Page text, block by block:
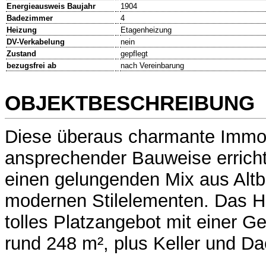
Energieausweis Baujahr
1904
Badezimmer
4
Heizung
Etagenheizung
DV-Verkabelung
nein
Zustand
gepflegt
bezugsfrei ab
nach Vereinbarung
OBJEKTBESCHREIBUNG
Diese überaus charmante
ansprechender Bauweise
einen gelungenden Mix aus
modernen Stilelementen. Das
tolles Platzangebot mit einer
rund 248 m², plus Keller und